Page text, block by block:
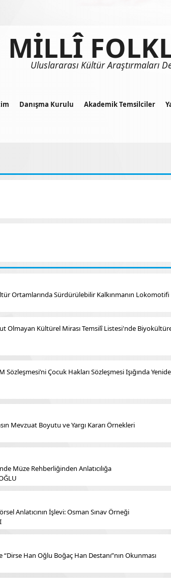
MİLLÎ
Uluslararası Kültür Araştırmaları
Danışma Kurulu Akademik Temsilciler
Ortamlarında Sürdürülebilir Kalkınmanın
Olmayan Kültürel Mirası Temsilî Listesi'nde
Çocuk Hakları Sözleşmesi Işığında
Mevzuat Boyutu ve Yargı Kararı Örnekleri
Müze Rehberliğinden Anlatıcılığa
Anlatıcının İşlevi: Osman Sınav Örneği
Han Oğlu Boğaç Han Destanı”nın Okunması